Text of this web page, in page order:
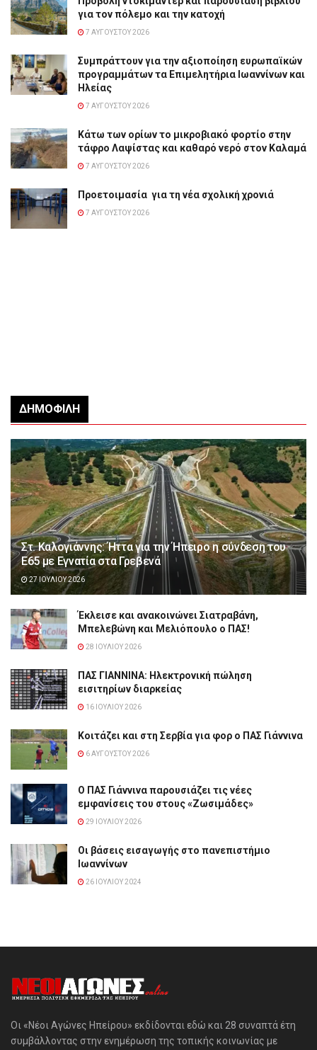
για τον πόλεμο και την κατοχή
7 ΑΥΓΟΎΣΤΟΥ 2026
Συμπράττουν για την αξιοποίηση ευρωπαϊκών
προγραμμάτων τα Επιμελητήρια Ιωαννίνων και
Ηλείας
7 ΑΥΓΟΎΣΤΟΥ 2026
Κάτω των ορίων το μικροβιακό φορτίο στην
τάφρο Λαψίστας και καθαρό νερό στον Καλαμά
7 ΑΥΓΟΎΣΤΟΥ 2026
Προετοιμασία για τη νέα σχολική χρονιά
7 ΑΥΓΟΎΣΤΟΥ 2026
ΔΗΜΟΦΙΛΉ
Στ. Καλογιάννης: Ήττα για την Ήπειρο η σύνδεση του
Ε65 με Εγνατία στα Γρεβενά
27 ΙΟΥΛΊΟΥ 2026
Έκλεισε και ανακοινώνει Σιατραβάνη,
Μπελεβώνη και Μελιόπουλο ο ΠΑΣ!
28 ΙΟΥΛΊΟΥ 2026
ΠΑΣ ΓΙΑΝΝΙΝΑ: Hλεκτρονική πώληση
εισιτηρίων διαρκείας
16 ΙΟΥΛΊΟΥ 2026
Κοιτάζει και στη Σερβία για φορ ο ΠΑΣ Γιάννινα
6 ΑΥΓΟΎΣΤΟΥ 2026
Ο ΠΑΣ Γιάννινα παρουσιάζει τις νέες
εμφανίσεις του στους «Ζωσιμάδες»
29 ΙΟΥΛΊΟΥ 2026
Οι βάσεις εισαγωγής στο πανεπιστήμιο
Ιωαννίνων
26 ΙΟΥΛΊΟΥ 2024
Οι «Νέοι Αγώνες Ηπείρου» εκδίδονται εδώ και 28 συναπτά έτη
συμβάλλοντας στην ενημέρωση της τοπικής κοινωνίας με